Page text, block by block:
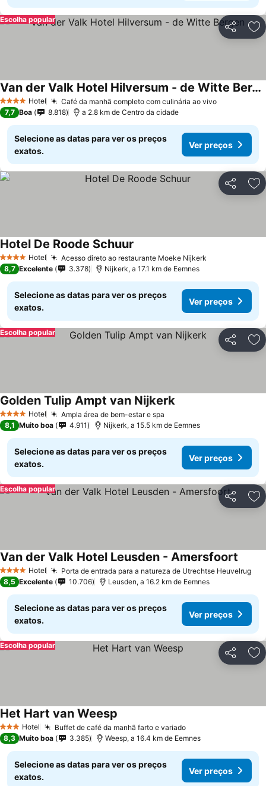
Partilhar
Escolha popular
4 EstrelasHotel Café da manhã completo com culinária ao vivo
Van der Valk Hotel Hilversum - de Witte Bergen
7,7 Boa 8.818 a 2.8 km de Centro da cidade
Selecione as datas para ver os preços
exatos.
Ver preços
Partilhar
4 EstrelasHotel Acesso direto ao restaurante Moeke Nijkerk
Hotel De Roode Schuur
8,7 Excelente 3.378 Nijkerk, a 17.1 km de Eemnes
Selecione as datas para ver os preços
exatos.
Ver preços
Partilhar
Escolha popular
4 EstrelasHotel Ampla área de bem-estar e spa
Golden Tulip Ampt van Nijkerk
8,1 Muito boa 4.911 Nijkerk, a 15.5 km de Eemnes
Selecione as datas para ver os preços
exatos.
Ver preços
Partilhar
Escolha popular
4 EstrelasHotel Porta de entrada para a natureza de Utrechtse Heuvelrug
Van der Valk Hotel Leusden - Amersfoort
8,5 Excelente 10.706 Leusden, a 16.2 km de Eemnes
Selecione as datas para ver os preços
exatos.
Ver preços
Partilhar
Escolha popular
3 EstrelasHotel Buffet de café da manhã farto e variado
Het Hart van Weesp
8,3 Muito boa 3.385 Weesp, a 16.4 km de Eemnes
Selecione as datas para ver os preços
exatos.
Ver preços